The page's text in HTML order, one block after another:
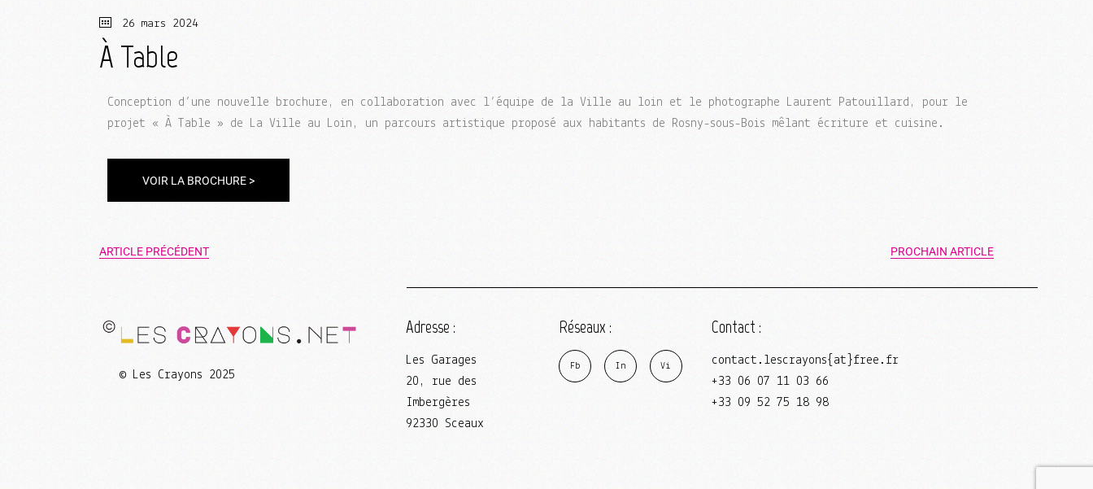
26 mars 2024
À Table
Conception d’une nouvelle brochure, en collaboration avec l’équipe de la Ville au loin et le photographe Laurent Patouillard, pour le
projet « À Table » de La Ville au Loin, un parcours artistique proposé aux habitants de Rosny-sous-Bois mêlant écriture et cuisine.
VOIR LA BROCHURE >
ARTICLE PRÉCÉDENT PROCHAIN ARTICLE
© Les Crayons 2025
Adresse :
Les Garages
20, rue des
Imbergères
92330 Sceaux
Réseaux :
Fb In Vi
Contact :
contact.lescrayons{at}free.fr
+33 06 07 11 03 66
+33 09 52 75 18 98